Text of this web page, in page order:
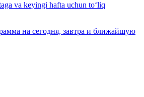
va keyingi hafta uchun to‘liq
на сегодня, завтра и ближайшую